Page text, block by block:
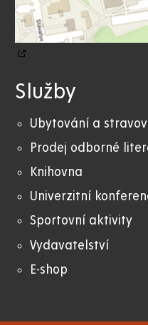
Služby
Ubytování a
Prodej odborné
Knihovna
Univerzitní
Sportovní aktivity
Vydavatelství
E-shop